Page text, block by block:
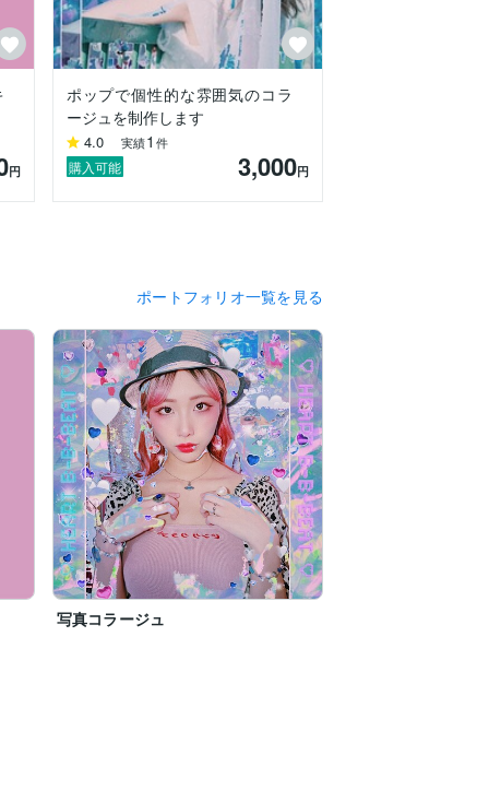
円
ポップで個性的な雰囲気のコラ
ージュを制作します
4.0 実績1 件
購入可能 3,000円
ポートフォリオ一覧を見る
写真コラージュ